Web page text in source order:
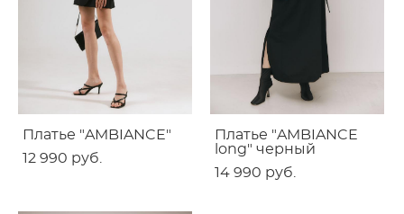
Платье "AMBIANCE"
12 990 pуб.
Платье "AMBIANCE
long" черный
14 990 pуб.